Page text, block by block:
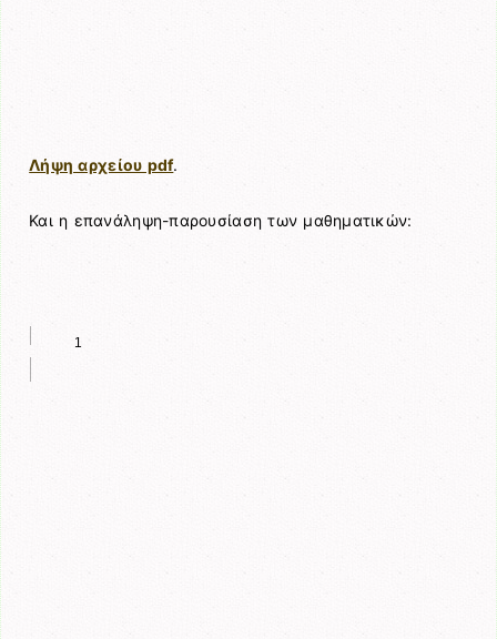
Λήψη αρχείου pdf.
Και η επανάληψη-παρουσίαση των μαθηματικών: